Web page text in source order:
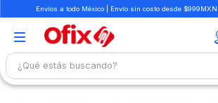
Envíos a todo México | Envío sin costo desde
¿Qué estás buscando?